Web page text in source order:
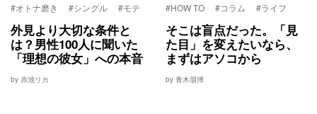
#オトナ磨き #シングル #モテ
外見より大切な条件と
は？男性100人に聞いた
「理想の彼女」への本音
by 赤池リカ
#HOW TO #コラム #ライフ
そこは盲点だった。「見
た目」を変えたいなら、
まずはアソコから
by 青木朋博